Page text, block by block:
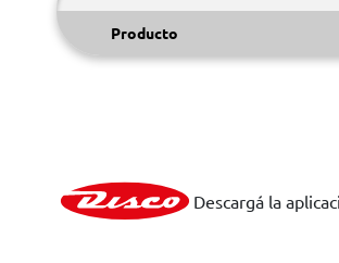
Producto
Descargá la